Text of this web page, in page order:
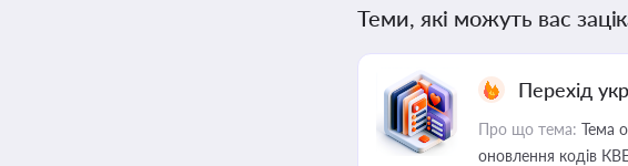
Теми, які можуть вас
Перехід
Про що тема: Тема
оновлення кодів